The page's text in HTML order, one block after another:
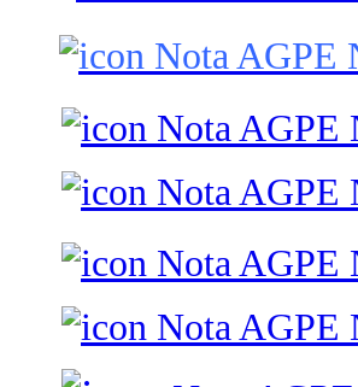
Nota AGPE
Nota AGPE
Nota AGPE
Nota AGPE
Nota AGPE